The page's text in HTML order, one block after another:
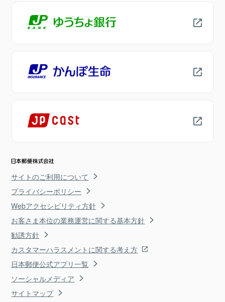
サイトのご利用について
プライバシーポリシー
Webアクセシビリティ方針
お客さま本位の業務運営に関する基本方針
勧誘方針
カスタマーハラスメントに関する考え方
日本郵便公式アプリ一覧
ソーシャルメディア
サイトマップ